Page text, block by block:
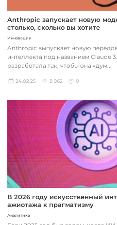
Anthropic запускает новую
столько, сколько вы хотите
Инновации
Anthropic выпускает новую
интеллекта под названием Claude
разработала так, чтобы она «дум...
24.02.25 8 962 0
В 2026 году искусственный
ажиотажа к прагматизму
Аналитика